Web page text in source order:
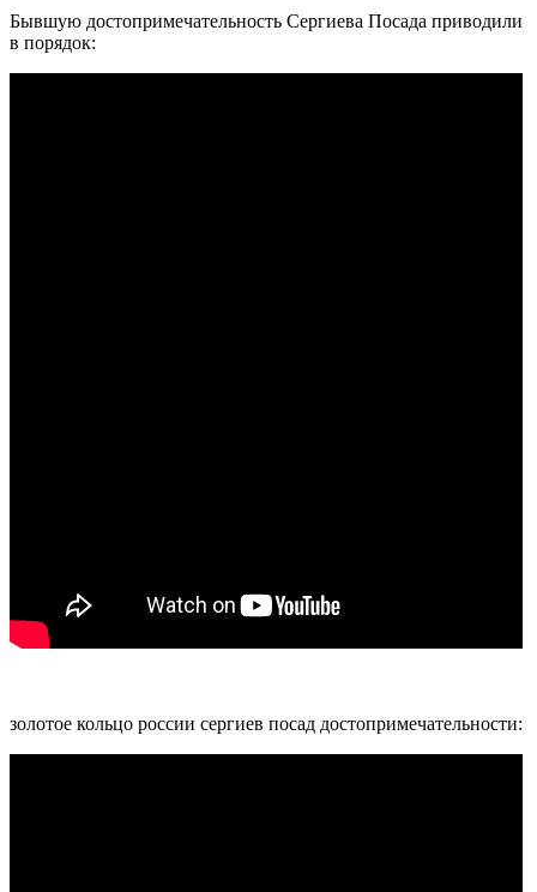
Бывшую достопримечательность Сергиева Посада приводили
в порядок:
золотое кольцо россии сергиев посад достопримечательности: